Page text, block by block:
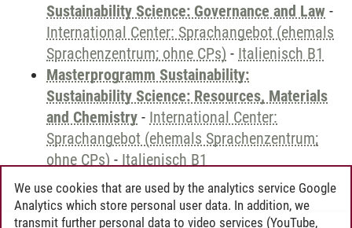
Sustainability Science: Governance and Law -
International Center: Sprachangebot (ehemals
Sprachenzentrum; ohne CPs) - Italienisch B1
Masterprogramm Sustainability:
Sustainability Science: Resources, Materials
and Chemistry - International Center:
Sprachangebot (ehemals Sprachenzentrum;
ohne CPs) - Italienisch B1
We use cookies that are used by the analytics service Google
Analytics which store personal user data. In addition, we
transmit further personal data to video services (YouTube,